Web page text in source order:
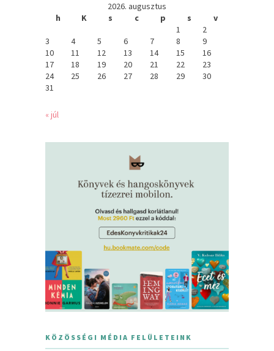
2026. augusztus
h
K s c p s
v
1
2
3
4 5 6 7 8
9
10
11 12 13 14 15
16
17
18 19 20 21 22
23
24
25 26 27 28 29
30
31
« júl
KÖZÖSSÉGI MÉDIA FELÜLETEINK